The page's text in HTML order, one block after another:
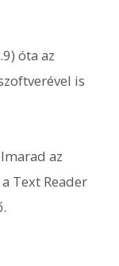
óta az
is
az
Text Reader